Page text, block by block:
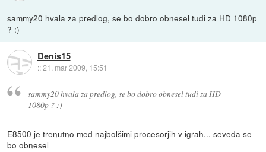
sammy20 hvala za predlog, se bo dobro obnesel tudi za HD 1080p
? :)
Denis15
::21. mar 2009, 15:51
sammy20 hvala za predlog, se bo dobro obnesel tudi za HD
1080p ? :)
E8500 je trenutno med najbolšimi procesorjih v igrah... seveda se
bo obnesel